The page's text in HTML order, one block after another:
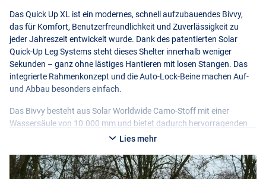
Das Quick Up XL ist ein modernes, schnell aufzubauendes Bivvy,
das für Komfort, Benutzerfreundlichkeit und Zuverlässigkeit zu
jeder Jahreszeit entwickelt wurde. Dank des patentierten Solar
Quick-Up Leg Systems steht dieses Shelter innerhalb weniger
Sekunden – ganz ohne lästiges Hantieren mit losen Stangen. Das
integrierte Rahmenkonzept und die Auto-Lock-Beine machen Auf-
und Abbau besonders einfach.
Das Bivvy besteht aus Solar Worldwide Camo-Stoff mit einer
Wassersäule von 10.000 mm und bietet dadurch hervorragenden
Schutz vor Regen und Wind. Das Climate Control Roof Ventilation
im Dach sorgt für optimale Luftzirkulation und minimiert
Kondensbildung.
Lies mehr